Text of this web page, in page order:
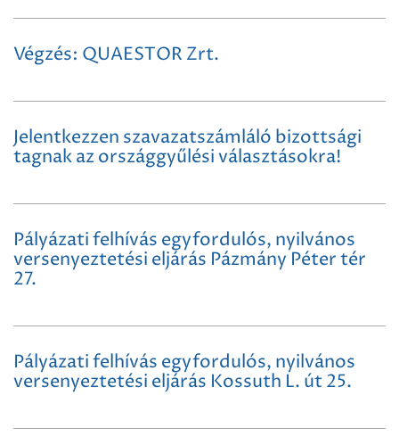
Végzés: QUAESTOR Zrt.
Jelentkezzen szavazatszámláló bizottsági
tagnak az országgyűlési választásokra!
Pályázati felhívás egyfordulós, nyilvános
versenyeztetési eljárás Pázmány Péter tér
27.
Pályázati felhívás egyfordulós, nyilvános
versenyeztetési eljárás Kossuth L. út 25.